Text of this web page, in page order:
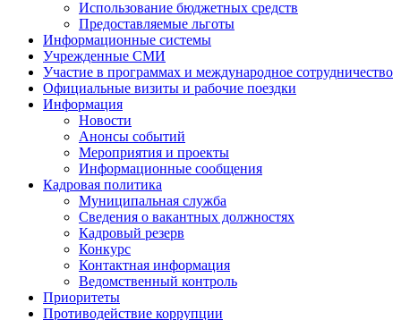
Использование бюджетных средств
Предоставляемые льготы
Информационные системы
Учрежденные СМИ
Участие в программах и международное сотрудничество
Официальные визиты и рабочие поездки
Информация
Новости
Анонсы событий
Мероприятия и проекты
Информационные сообщения
Кадровая политика
Муниципальная служба
Сведения о вакантных должностях
Кадровый резерв
Конкурс
Контактная информация
Ведомственный контроль
Приоритеты
Противодействие коррупции